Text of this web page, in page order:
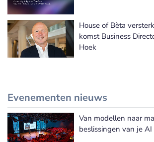
House of Bèta
komst Business
Hoek
Evenementen nieuws
Meer
Van modellen naar
beslissingen van je